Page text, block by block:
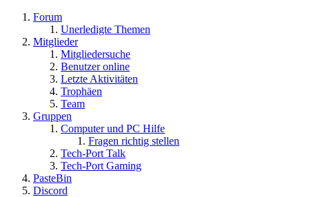
Forum
Unerledigte Themen
Mitglieder
Mitgliedersuche
Benutzer online
Letzte Aktivitäten
Trophäen
Team
Gruppen
Computer und PC Hilfe
Fragen richtig stellen
Tech-Port Talk
Tech-Port Gaming
PasteBin
Discord